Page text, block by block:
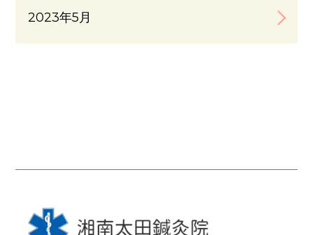
2023年5月